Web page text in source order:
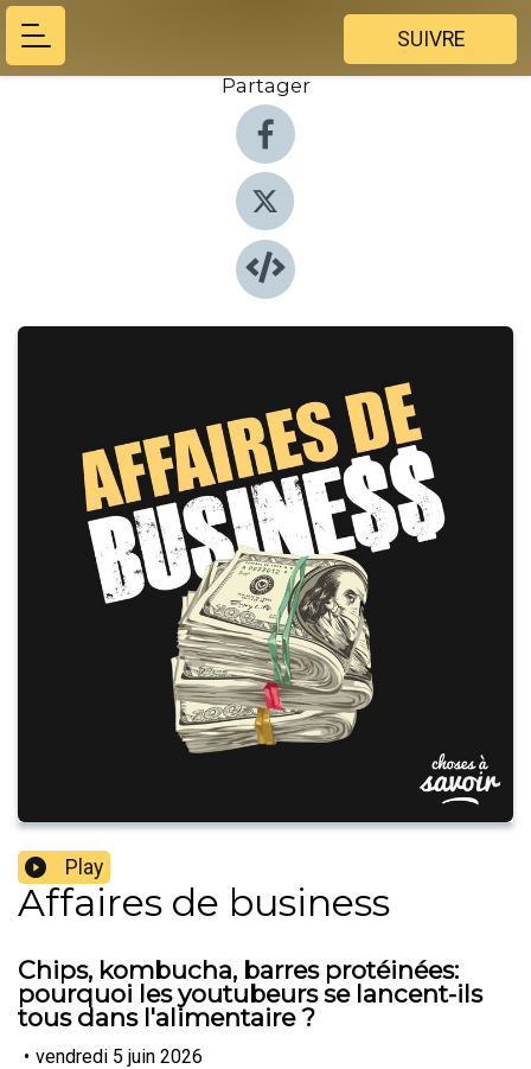
SUIVRE
Partager
Play
Affaires de business
Chips, kombucha, barres protéinées:
pourquoi les youtubeurs se lancent-ils
tous dans l'alimentaire ?
• vendredi 5 juin 2026